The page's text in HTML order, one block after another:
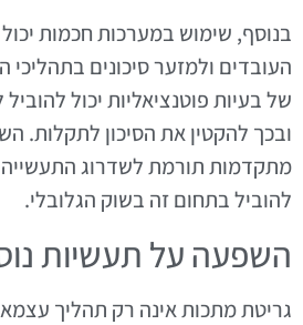
בנוסף, שימוש במערכות חכמות
העובדים ולמזער סיכונים בתהליכי
של בעיות פוטנציאליות יכול
ובכך להקטין את הסיכון לתקלות.
מתקדמות תורמת לשדרוג
להוביל בתחום זה בשוק הגלובלי.
השפעה על תעשיות
גריטת מתכות אינה רק תהליך